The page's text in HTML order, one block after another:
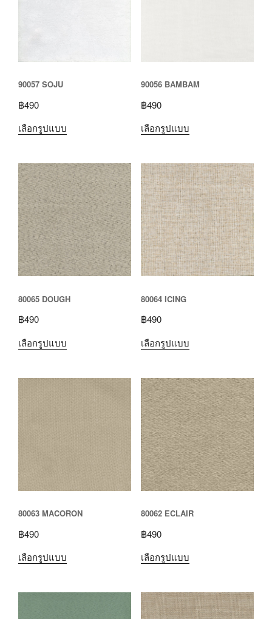
90057 SOJU
฿490
เลือกรูปแบบ
90056 BAMBAM
฿490
เลือกรูปแบบ
80065 DOUGH
฿490
เลือกรูปแบบ
80064 ICING
฿490
เลือกรูปแบบ
80063 MACORON
฿490
เลือกรูปแบบ
80062 ECLAIR
฿490
เลือกรูปแบบ